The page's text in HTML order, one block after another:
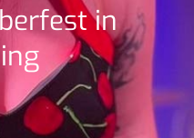
in